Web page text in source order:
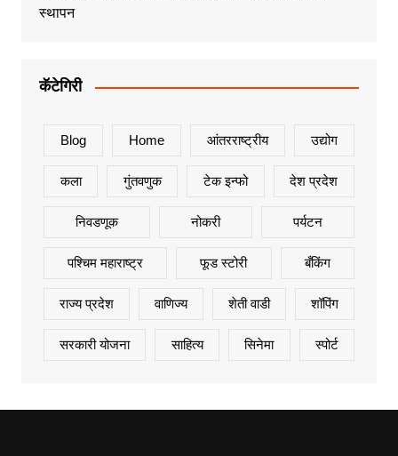
स्थापन
कॅटेगिरी
Blog Home आंतरराष्ट्रीय उद्योग
कला गुंतवणुक टेक इन्फो देश प्रदेश
निवडणूक नोकरी पर्यटन
पश्चिम महाराष्ट्र फूड स्टोरी बँकिंग
राज्य प्रदेश वाणिज्य शेती वाडी शॉपिंग
सरकारी योजना साहित्य सिनेमा स्पोर्ट